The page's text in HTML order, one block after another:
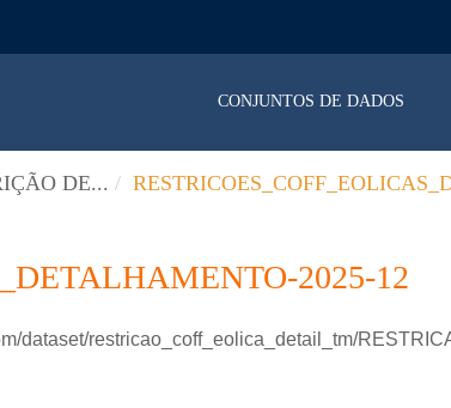
CONJUNTOS DE DADOS
DE...
2025-12
dataset/restricao_coff_eolica_detail_tm/